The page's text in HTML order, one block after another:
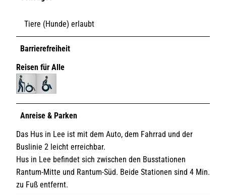
Tiere (Hunde) erlaubt
Barrierefreiheit
Reisen für Alle
Anreise & Parken
Das Hus in Lee ist mit dem Auto, dem Fahrrad und der
Buslinie 2 leicht erreichbar.
Hus in Lee befindet sich zwischen den Busstationen
Rantum-Mitte und Rantum-Süd. Beide Stationen sind 4 Min.
zu Fuß entfernt.